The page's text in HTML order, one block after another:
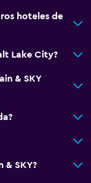
hoteles de
Lake City?
& SKY
& SKY?